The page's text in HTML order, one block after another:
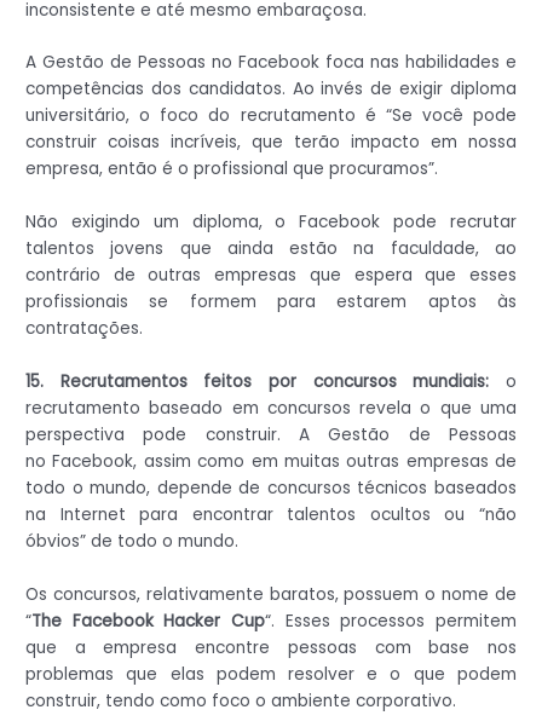
inconsistente e até mesmo embaraçosa.
A Gestão de Pessoas no Facebook foca nas habilidades e
competências dos candidatos. Ao invés de exigir diploma
universitário, o foco do recrutamento é “Se você pode
construir coisas incríveis, que terão impacto em nossa
empresa, então é o profissional que procuramos”.
Não exigindo um diploma, o Facebook pode recrutar
talentos jovens que ainda estão na faculdade, ao
contrário de outras empresas que espera que esses
profissionais se formem para estarem aptos às
contratações.
15. Recrutamentos feitos por concursos mundiais: o
recrutamento baseado em concursos revela o que uma
perspectiva pode construir. A Gestão de Pessoas
no Facebook, assim como em muitas outras empresas de
todo o mundo, depende de concursos técnicos baseados
na Internet para encontrar talentos ocultos ou “não
óbvios” de todo o mundo.
Os concursos, relativamente baratos, possuem o nome de
“The Facebook Hacker Cup“. Esses processos permitem
que a empresa encontre pessoas com base nos
problemas que elas podem resolver e o que podem
construir, tendo como foco o ambiente corporativo.